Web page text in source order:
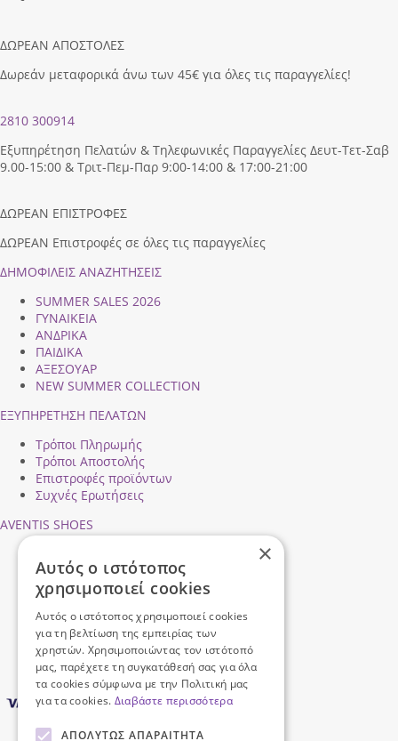
ΔΩΡΕΑΝ ΑΠΟΣΤΟΛΕΣ
Δωρεάν μεταφορικά άνω των 45€ για όλες τις παραγγελίες!
2810 300914
Εξυπηρέτηση Πελατών & Τηλεφωνικές Παραγγελίες Δευτ-Τετ-Σαβ
9.00-15:00 & Τριτ-Πεμ-Παρ 9:00-14:00 & 17:00-21:00
ΔΩΡΕΑΝ ΕΠΙΣΤΡΟΦΕΣ
ΔΩΡΕΑΝ Επιστροφές σε όλες τις παραγγελίες
ΔΗΜΟΦΙΛEIΣ ΑΝΑΖΗΤΗΣΕΙΣ
SUMMER SALES 2026
ΓΥΝΑΙΚΕΙΑ
ΑΝΔΡΙΚΑ
ΠΑΙΔΙΚΑ
ΑΞΕΣΟΥΑΡ
NEW SUMMER COLLECTION
ΕΞΥΠΗΡΕΤΗΣΗ ΠΕΛΑΤΩΝ
Τρόποι Πληρωμής
Τρόποι Αποστολής
Επιστροφές προϊόντων
Συχνές Ερωτήσεις
AVENTIS SHOES
Ασφάλεια Συναλλαγών
Προσωπικά Δεδομένα
Όροι Χρήσης
×
Αυτός ο ιστότοπος
χρησιμοποιεί cookies
Αυτός ο ιστότοπος χρησιμοποιεί cookies
για τη βελτίωση της εμπειρίας των
χρηστών. Χρησιμοποιώντας τον ιστότοπό
μας, παρέχετε τη συγκατάθεσή σας για όλα
τα cookies σύμφωνα με την Πολιτική μας
για τα cookies. Διαβάστε περισσότερα
ΑΠΟΛΎΤΩΣ ΑΠΑΡΑΊΤΗΤΑ